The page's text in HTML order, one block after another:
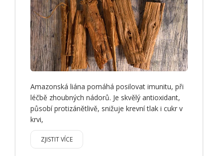
Amazonská liána pomáhá posilovat imunitu, při
léčbě zhoubných nádorů. Je skvělý antioxidant,
působí protizánětlivě, snižuje krevní tlak i cukr v
krvi,
ZJISTIT VÍCE